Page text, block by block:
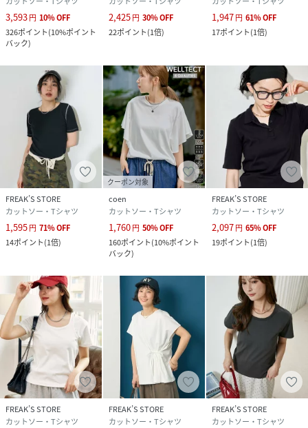
3,593円 10%OFF
326ポイント(10%ポイント
バック)
2,425円 30%OFF
22ポイント(1倍)
1,947円 61%OFF
17ポイント(1倍)
FREAK’S STORE
カットソー・Tシャツ
1,595円 71%OFF
14ポイント(1倍)
クーポン対象
coen
カットソー・Tシャツ
1,760円 50%OFF
160ポイント(10%ポイント
バック)
FREAK’S STORE
カットソー・Tシャツ
2,097円 65%OFF
19ポイント(1倍)
FREAK’S STORE
カットソー・Tシャツ
FREAK’S STORE
カットソー・Tシャツ
FREAK’S STORE
カットソー・Tシャツ